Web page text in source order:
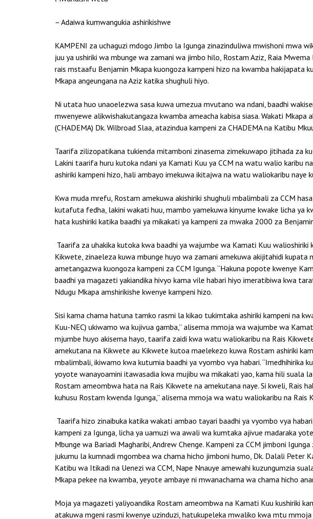
– Adaiwa kumwangukia ashirikishwe
KAMPENI za uchaguzi mdogo Jimbo la Igunga zinazinduliwa mwishoni mwa
juu ya ushiriki wa mbunge wa zamani wa jimbo hilo, Rostam Aziz, Raia
rais mstaafu Benjamin Mkapa kuongoza kampeni hizo na kwamba
Mkapa angeungana na Aziz katika shughuli hiyo.
Ni utata huo unaoelezwa sasa kuwa umezua mvutano wa ndani, baadhi
mwenyewe alikwishakutangaza kwamba ameacha kabisa siasa. Wakati
(CHADEMA) Dk. Wilbroad Slaa, atazindua kampeni za CHADEMA na Katibu
Taarifa zilizopatikana tukienda mitamboni zinasema zimekuwapo jitihada za
Lakini taarifa huru kutoka ndani ya Kamati Kuu ya CCM na watu walio karibu
ashiriki kampeni hizo, hali ambayo imekuwa ikitajwa na watu waliokaribu naye
Kwa muda mrefu, Rostam amekuwa akishiriki shughuli mbalimbali za CCM
kutafuta fedha, lakini wakati huu, mambo yamekuwa kinyume kwake licha ya
hata kushiriki katika baadhi ya mikakati ya kampeni za mwaka 2000 za
Taarifa za uhakika kutoka kwa baadhi ya wajumbe wa Kamati Kuu
Kikwete, zinaeleza kuwa mbunge huyo wa zamani amekuwa akijitahidi
ametangazwa kuongoza kampeni za CCM Igunga. “Hakuna popote kwenye
baadhi ya magazeti yakiandika hivyo kama vile habari hiyo imeratibiwa kwa
Ndugu Mkapa amshirikishe kwenye kampeni hizo.
Sisi kama chama hatuna tamko rasmi la kikao tukimtaka ashiriki kampeni na
Kuu-NEC) ukiwamo wa kujivua gamba,” alisema mmoja wa wajumbe wa
mjumbe huyo akisema hayo, taarifa zaidi kwa watu waliokaribu na Rais
amekutana na Kikwete au Kikwete kutoa maelekezo kuwa Rostam ashiriki
mbalimbali, ikiwamo kwa kutumia baadhi ya vyombo vya habari. “Imedhihirika
yoyote wanayoamini itawasadia kwa mujibu wa mikakati yao, kama hili suala
Rostam ameombwa hata na Rais Kikwete na amekutana naye. Si kweli, Rais
kuhusu Rostam kwenda Igunga,” alisema mmoja wa watu waliokaribu na Rais
Taarifa hizo zinaibuka katika wakati ambao tayari baadhi ya vyombo vya
kampeni za Igunga, licha ya uamuzi wa awali wa kumtaka ajivue madaraka
Mbunge wa Bariadi Magharibi, Andrew Chenge. Kampeni za CCM jimboni
jukumu la kumnadi mgombea wa chama hicho jimboni humo, Dk. Dalali Peter
Katibu wa Itikadi na Uenezi wa CCM, Nape Nnauye amewahi kuzungumzia
Mkapa pekee na kwamba, yeyote ambaye ni mwanachama wa chama hicho
Moja ya magazeti yaliyoandika Rostam ameombwa na Kamati Kuu kushiriki
atakuwa mgeni rasmi kwenye uzinduzi, hatukupeleka mwaliko kwa mtu